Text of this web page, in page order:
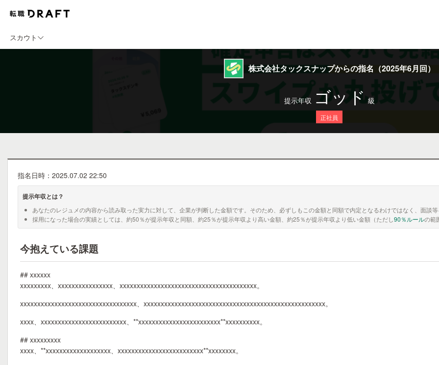
スカウト
株式会社タックスナップからの指名（2025年6月回）
提示年収 ゴッド 級
正社員
指名日時：2025.07.02 22:50
提示年収とは？
あなたのレジュメの内容から読み取った実力に対して、企業が判断した金額です。そのため、必ずしもこの金額と同額で内定となるわけではなく、面談等
採用になった場合の実績としては、約50％が提示年収と同額、約25％が提示年収より高い金額、約25％が提示年収より低い金額（ただし90％ルールの範
今抱えている課題
## xxxxxx
xxxxxxxxx、xxxxxxxxxxxxxxxx、xxxxxxxxxxxxxxxxxxxxxxxxxxxxxxxxxxxxxxxx。
xxxxxxxxxxxxxxxxxxxxxxxxxxxxxxxxxx、xxxxxxxxxxxxxxxxxxxxxxxxxxxxxxxxxxxxxxxxxxxxxxxxxxxxx。
xxxx、xxxxxxxxxxxxxxxxxxxxxxxxx、**xxxxxxxxxxxxxxxxxxxxxxxx**xxxxxxxxxx。
## xxxxxxxxx
xxxx、**xxxxxxxxxxxxxxxxxxx、xxxxxxxxxxxxxxxxxxxxxxxxx**xxxxxxxx。